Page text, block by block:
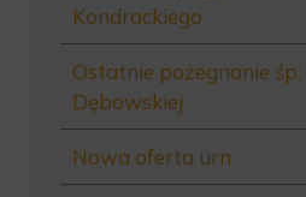
Kondrackiego
Ostatnie pożegnanie
Dębowskiej
Nowa oferta urn